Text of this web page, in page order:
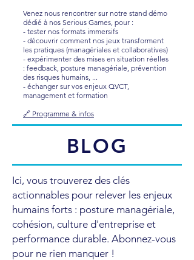
Venez nous rencontrer sur notre stand démo
dédié à nos Serious Games, pour :
- tester nos formats immersifs
- découvrir comment nos jeux transforment
les pratiques (managériales et collaboratives)
- expérimenter des mises en situation réelles
: feedback, posture managériale, prévention
des risques humains, ...
- échanger sur vos enjeux QVCT,
management et formation
🔗 Programme & infos
BLOG
Ici, vous trouverez des clés
actionnables pour relever les enjeux
humains forts : posture managériale,
cohésion, culture d'entreprise et
performance durable. Abonnez-vous
pour ne rien manquer !